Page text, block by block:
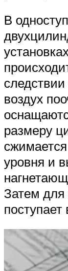
В
воздух
размеру
уровня и
Затем для
поступает